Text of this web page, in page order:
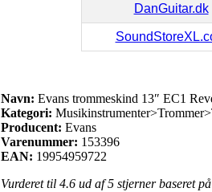
DanGuitar.dk
Navn: Evans trommeskind 13″ EC1
Kategori:
Producent: Evans
Varenummer: 153396
EAN: 19954959722
Vurderet til 4.6 ud af 5 stjerner baseret på